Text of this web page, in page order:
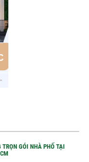
TRỌN GÓI NHÀ PHỐ TẠI